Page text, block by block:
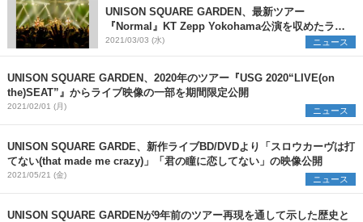
UNISON SQUARE GARDEN、最新ツアー
『Normal』KT Zepp Yokohama公演を収めたライ
ブ映像作品を5月にリリース
2021/03/03 (水) ニュース
UNISON SQUARE GARDEN、2020年のツアー『USG 2020“LIVE(on
the)SEAT”』からライブ映像の一部を期間限定公開
2021/02/01 (月) ニュース
UNISON SQUARE GARDE、新作ライブBD/DVDより「スロウカーヴは打
てない(that made me crazy)」「君の瞳に恋してない」の映像公開
2021/05/21 (金) ニュース
UNISON SQUARE GARDENが9年前のツアー再現を通して示した歴史と